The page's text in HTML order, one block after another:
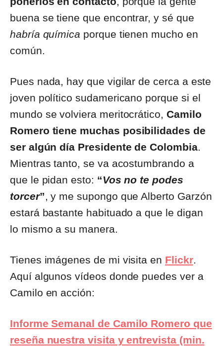
buena se tiene que encontrar, y sé que
habría química porque tienen mucho en
común.
Pues nada, hay que vigilar de cerca a este
joven político sudamericano porque si el
mundo se volviera meritocrático, Camilo
Romero tiene muchas posibilidades de
ser algún día Presidente de Colombia.
Mientras tanto, se va acostumbrando a
que le pidan esto: “Vos no te podes
torcer”, y me supongo que Alberto Garzón
estará bastante habituado a que le digan
lo mismo a su manera.
Tienes imágenes de mi visita en Flickr.
Aquí algunos vídeos donde puedes ver a
Camilo en acción:
Informe Semanal de Camilo Romero que
reseña nuestra visita y entrevista (min.